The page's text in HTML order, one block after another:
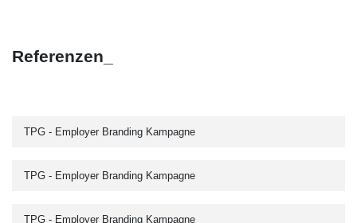
Referenzen_
TPG - Employer Branding Kampagne
TPG - Employer Branding Kampagne
TPG - Employer Branding Kampagne